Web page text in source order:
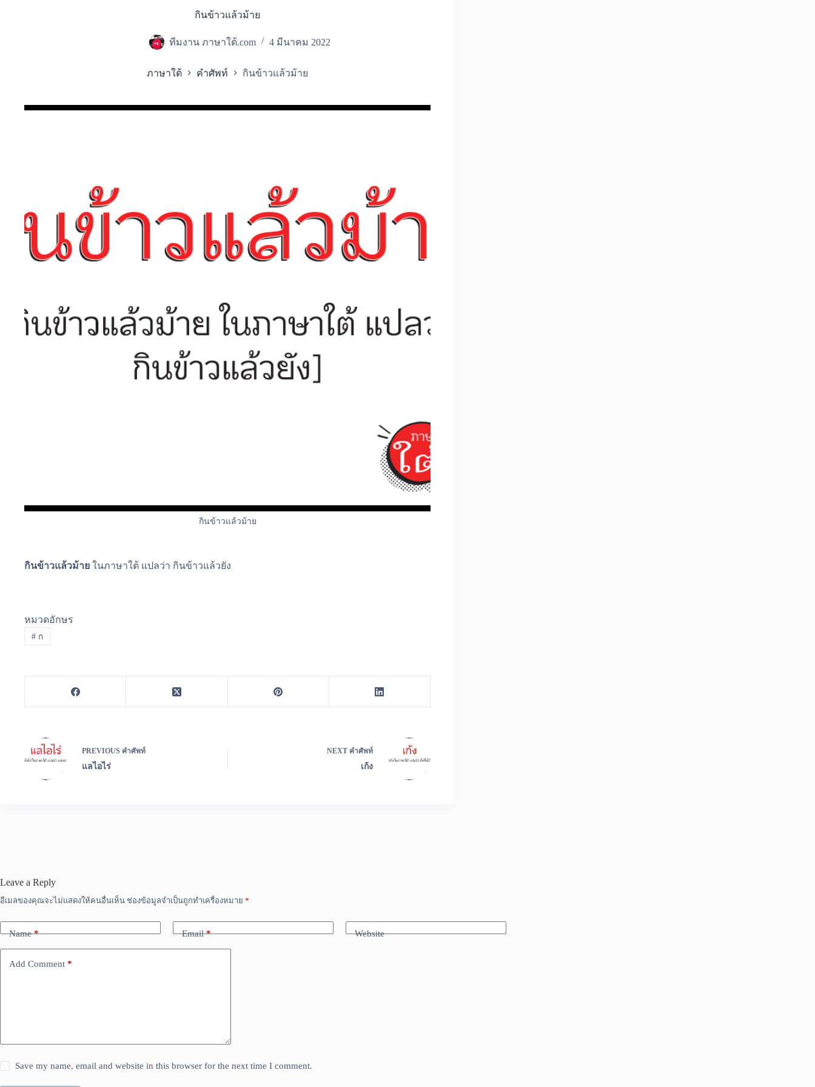
กินข้าวแล้วม้าย
ทีมงาน ภาษาใต้.com 4 มีนาคม 2022
ภาษาใต้ คำศัพท์ กินข้าวแล้วม้าย
กินข้าวแล้วม้าย
กินข้าวแล้วม้าย ในภาษาใต้ แปลว่า กินข้าวแล้วยัง
หมวดอักษร
#ก
PREVIOUS คำศัพท์
แลไอไร่
NEXT คำศัพท์
เก้ง
Leave a Reply
อีเมลของคุณจะไม่แสดงให้คนอื่นเห็น ช่องข้อมูลจำเป็นถูกทำเครื่องหมาย *
Name* Email* Website
Add Comment *
Save my name, email and website in this browser for the next time I comment.